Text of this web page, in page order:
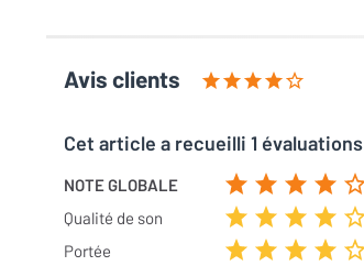
Avis clients
Cet article a recueilli 1 évaluations
NOTE GLOBALE
Qualité de son
Portée